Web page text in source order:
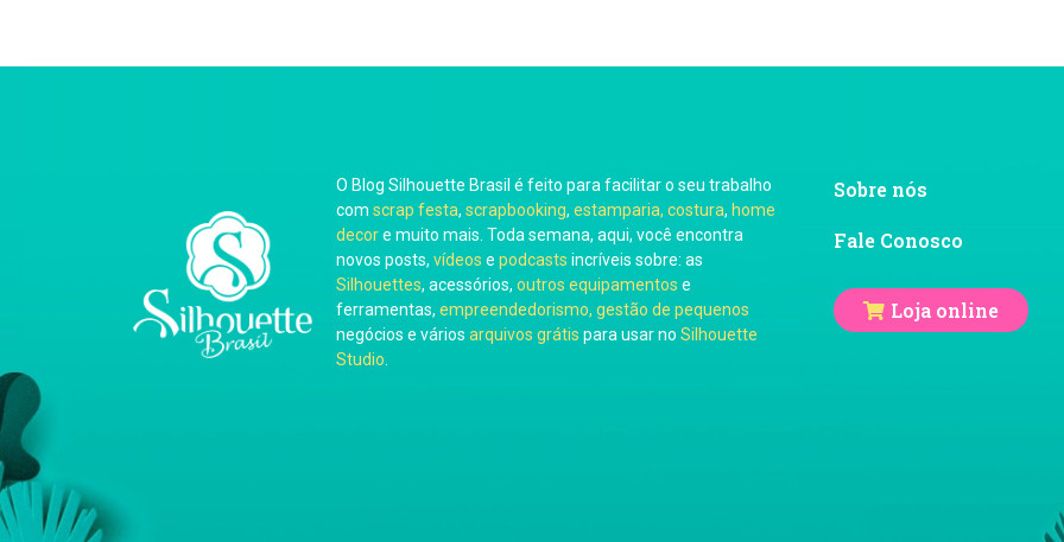
O Blog Silhouette Brasil é feito para facilitar o seu trabalho
com scrap festa, scrapbooking, estamparia, costura, home
decore muito mais. Toda semana, aqui, você encontra
novos posts, vídeos e podcasts incríveis sobre: as
Silhouettes, acessórios, outros equipamentos e
ferramentas, empreendedorismo, gestão de pequenos
negócios e vários arquivos grátis para usar no Silhouette
Studio
Sobre nós
Fale Conosco
Loja online